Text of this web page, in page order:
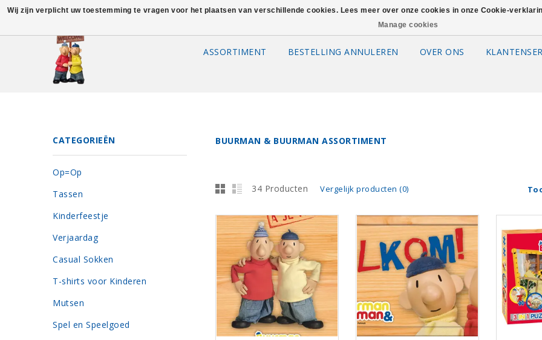
ASSORTIMENT BESTELLING ANNULEREN OVER ONS
BUURMAN & BUURMAN ASSORTIMENT
34 Producten Vergelijk producten (0)
CATEGORIEËN
Op=Op
Tassen
Kinderfeestje
Verjaardag
Casual Sokken
T-shirts voor Kinderen
Mutsen
Spel en Speelgoed
Wij zijn verplicht uw toestemming te vragen voor het plaatsen van verschillende cookies. Lees meer over onze cookies in onze Cookie-
Manage cookies